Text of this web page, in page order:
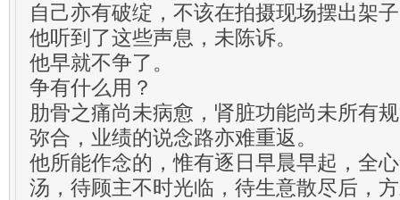
自己亦有破绽，不该在拍摄现场摆出架
他听到了这些声息，未陈诉。
他早就不争了。
争有什么用？
肋骨之痛尚未病愈，肾脏功能尚未所有
弥合，业绩的说念路亦难重返。
他所能作念的，惟有逐日早晨早起，全
汤，待顾主不时光临，待生意散尽后，